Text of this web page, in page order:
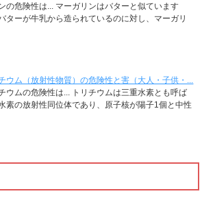
の危険性は... マーガリンはバターと似ています
ターが牛乳から造られているのに対し、マーガリ
ウム（放射性物質）の危険性と害（大人・子供・...
ウムの危険性は... トリチウムは三重水素とも呼ば
素の放射性同位体であり、原子核が陽子1個と中性